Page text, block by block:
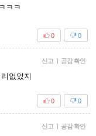
ㅋㅋ
0
0
신고 | 공감 확인
없었지
0
0
신고 | 공감 확인